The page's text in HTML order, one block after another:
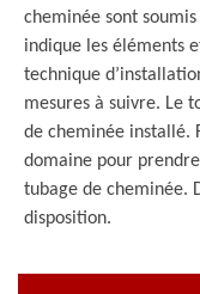
cheminée sont
indique les éléments
technique
mesures à suivre. Le
de cheminée installé.
domaine pour
tubage de cheminée.
disposition.